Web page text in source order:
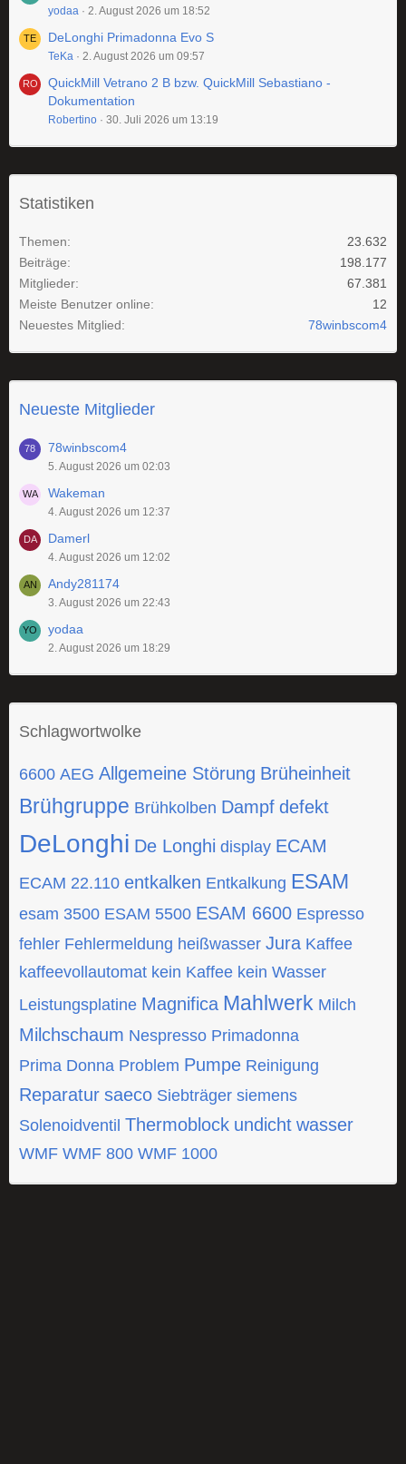
yodaa 2. August 2026 um 18:52
DeLonghi Primadonna Evo S
TeKa 2. August 2026 um 09:57
QuickMill Vetrano 2 B bzw. QuickMill Sebastiano -
Dokumentation
Robertino 30. Juli 2026 um 13:19
Statistiken
Themen
23.632
Beiträge
198.177
Mitglieder
67.381
Meiste Benutzer online
12
Neuestes Mitglied
78winbscom4
Neueste Mitglieder
78winbscom4
5. August 2026 um 02:03
Wakeman
4. August 2026 um 12:37
Damerl
4. August 2026 um 12:02
Andy281174
3. August 2026 um 22:43
yodaa
2. August 2026 um 18:29
Schlagwortwolke
6600 AEG Allgemeine Störung Brüheinheit
Brühgruppe Brühkolben Dampf defekt
DeLonghi De Longhi display ECAM
ECAM 22.110 entkalken Entkalkung ESAM
esam 3500 ESAM 5500 ESAM 6600 Espresso
fehler Fehlermeldung heißwasser Jura Kaffee
kaffeevollautomat kein Kaffee kein Wasser
Leistungsplatine Magnifica Mahlwerk Milch
Milchschaum Nespresso Primadonna
Prima Donna Problem Pumpe Reinigung
Reparatur saeco Siebträger siemens
Solenoidventil Thermoblock undicht wasser
WMF WMF 800 WMF 1000